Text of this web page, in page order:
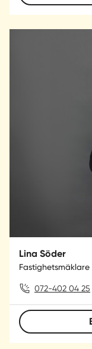
Lina Söder
Fastighetsmäklare
072-402 04 25